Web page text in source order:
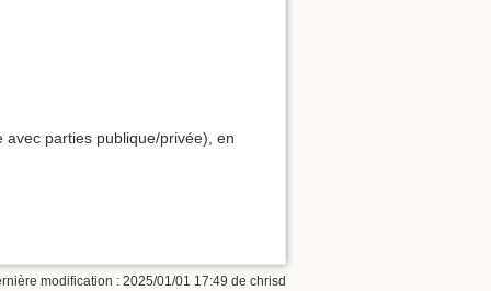
parties publique/privée), en
modification : 2025/01/01 17:49 de chrisd